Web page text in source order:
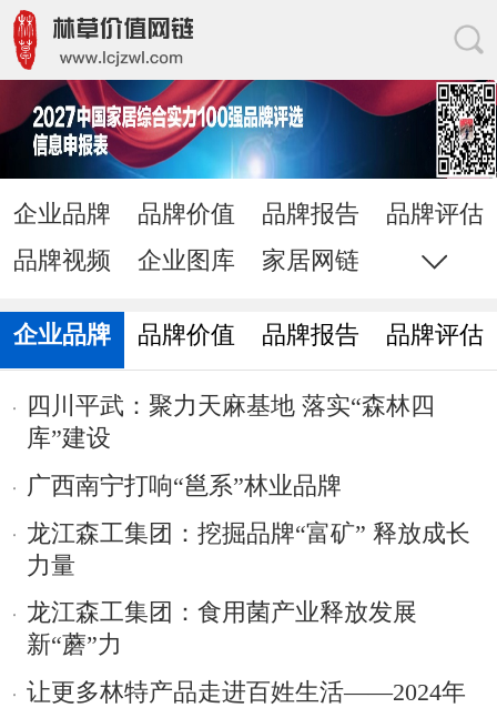
企业品牌 品牌价值 品牌报告
品牌评估
品牌视频
企业图库 家居网链
网站地图
直通电话
企业品牌
品牌价值 品牌报告 品牌评估
四川平武：聚力天麻基地 落实“森林四
库”建设
广西南宁打响“邕系”林业品牌
龙江森工集团：挖掘品牌“富矿” 释放成长
力量
龙江森工集团：食用菌产业释放发展
新“蘑”力
让更多林特产品走进百姓生活——2024年